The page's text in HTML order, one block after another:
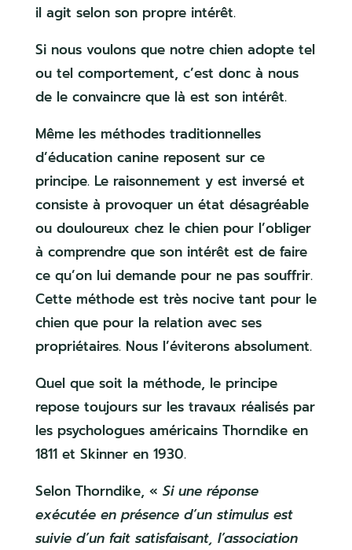
il agit selon son propre intérêt.
Si nous voulons que notre chien adopte tel
ou tel comportement, c’est donc à nous
de le convaincre que là est son intérêt.
Même les méthodes traditionnelles
d’éducation canine reposent sur ce
principe. Le raisonnement y est inversé et
consiste à provoquer un état désagréable
ou douloureux chez le chien pour l’obliger
à comprendre que son intérêt est de faire
ce qu’on lui demande pour ne pas souffrir.
Cette méthode est très nocive tant pour le
chien que pour la relation avec ses
propriétaires. Nous l’éviterons absolument.
Quel que soit la méthode, le principe
repose toujours sur les travaux réalisés par
les psychologues américains Thorndike en
1811 et Skinner en 1930.
Selon Thorndike, « Si une réponse
exécutée en présence d’un stimulus est
suivie d’un fait satisfaisant, l’association